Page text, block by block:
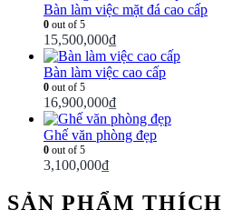
Bàn làm việc mặt đá cao cấp
0 out of 5
15,500,000₫
Bàn làm việc cao cấp
0 out of 5
16,900,000₫
Ghế văn phòng đẹp
0 out of 5
3,100,000₫
SẢN PHẨM THÍCH